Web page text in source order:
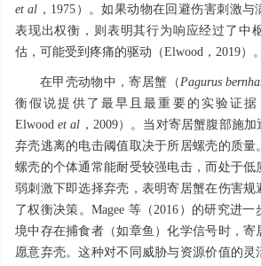
et al ，1975）。如果动物在回避伤害刺激
表现出权衡，则表明其行为响应经过了中
估，可能受到疼痛的驱动（Elwood，2019）
在甲壳动物中，寄居蟹（Pagurus
衡假说提供了最早且最重要的实验证据
Elwood et al ，2009）。当对寄居蟹腹部施
弃壳逃离的电击阈值取决于所居螺壳的质量
螺壳的个体通常能耐受较强电击，而处于低
弱刺激下即选择弃壳，表明寄居蟹在伤害规
了权衡决策。Magee 等（2016）的研究进
境中存在捕食者（如章鱼）化学信号时，寄
愿意弃壳。这种对不同威胁与资源价值的